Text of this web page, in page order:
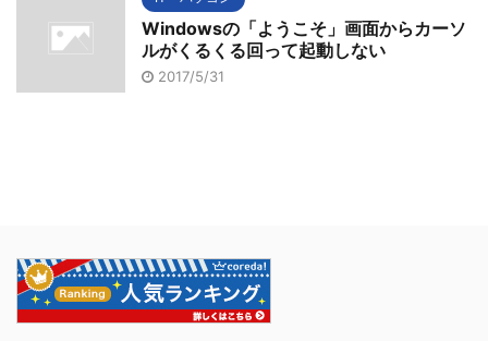
Windowsの「ようこそ」画面からカーソ
ルがくるくる回って起動しない
2017/5/31